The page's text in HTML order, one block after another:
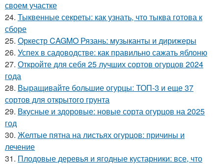
своем участке
24. Тыквенные секреты: как узнать, что тыква готова к
сборе
25. Оркестр CAGMO Рязань: музыканты и дирижеры
26. Успех в садоводстве: как правильно сажать яблоню
27. Откройте для себя 25 лучших сортов огурцов 2024
года
28. Выращивайте большие огурцы: ТОП-3 и еще 37
сортов для открытого грунта
29. Вкусные и здоровые: новые сорта огурцов на 2025
год
30. Желтые пятна на листьях огурцов: причины и
лечение
31. Плодовые деревья и ягодные кустарники: все, что